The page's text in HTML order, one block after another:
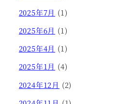
2025年7月 (1)
2025年6月 (1)
2025年4月 (1)
2025年1月 (4)
2024年12月 (2)